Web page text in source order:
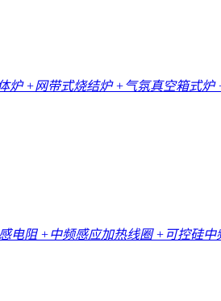
炉+网带式烧结炉+气氛真空箱式炉
电阻 +中频感应加热线圈+可控硅中